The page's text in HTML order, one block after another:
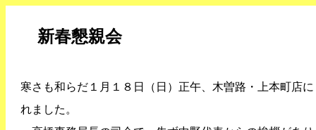
新春懇親会
寒さも和らだ１月１８日（日）正午、木曽路・上本町店
れました。